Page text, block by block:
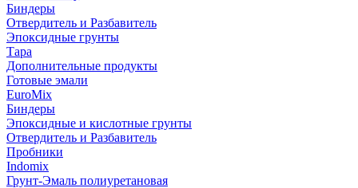
Биндеры
Отвердитель и Разбавитель
Эпоксидные грунты
Тара
Дополнительные продукты
Готовые эмали
EuroMix
Биндеры
Эпоксидные и кислотные грунты
Отвердитель и Разбавитель
Пробники
Indomix
Грунт-Эмаль полиуретановая